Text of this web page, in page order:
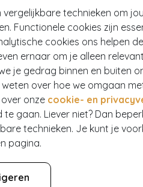
technieken om
Functionele cookies zijn
cookies ons helpen
ernaar om je alleen
je gedrag binnen en buiten
over hoe we omgaan
onze cookie- en
gaan. Liever niet? Dan
technieken. Je kunt je
pagina.